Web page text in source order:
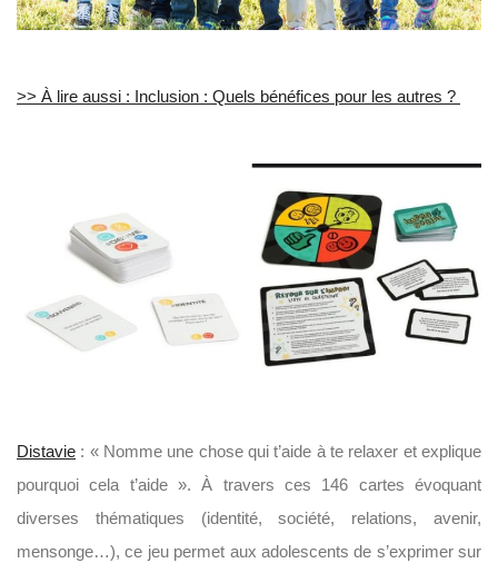
>> À lire aussi : Inclusion : Quels bénéfices pour les autres ?
Distavie : « Nomme une chose qui t’aide à te relaxer et explique
pourquoi cela t’aide ». À travers ces 146 cartes évoquant
diverses thématiques (identité, société, relations, avenir,
mensonge…), ce jeu permet aux adolescents de s’exprimer sur